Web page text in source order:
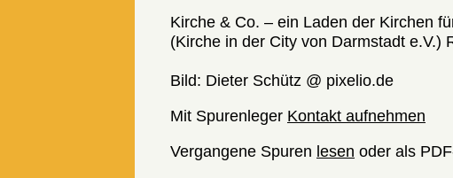
Kirche & Co. – ein Laden der Kirchen
(Kirche in der City von Darmstadt e.V.)
Bild: Dieter Schütz @ pixelio.de
Mit Spurenleger Kontakt aufnehmen
Vergangene Spuren lesen oder als